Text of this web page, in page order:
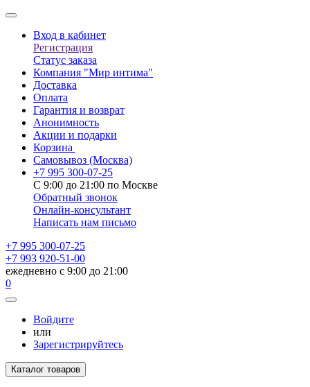
Вход в кабинет
Регистрация
Статус заказа
Компания "Мир интима"
Доставка
Оплата
Гарантия и возврат
Анонимность
Акции и подарки
Корзина
Самовывоз (Москва)
+7 995 300-07-25
С 9:00 до 21:00 по Москве
Обратный звонок
Онлайн-консультант
Написать нам письмо
+7 995 300-07-25
+7 993 920-51-00
ежедневно с 9:00 до 21:00
0
Войдите
или
Зарегистрируйтесь
Каталог товаров